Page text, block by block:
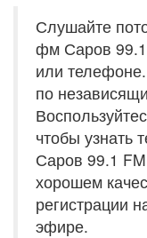
Слушайте
фм Саров
или
по
чтобы узнать
Саров 99.1
хорошем
регистрации
эфире.